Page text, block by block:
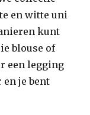
en witte uni
kunt
blouse of
een legging
je bent